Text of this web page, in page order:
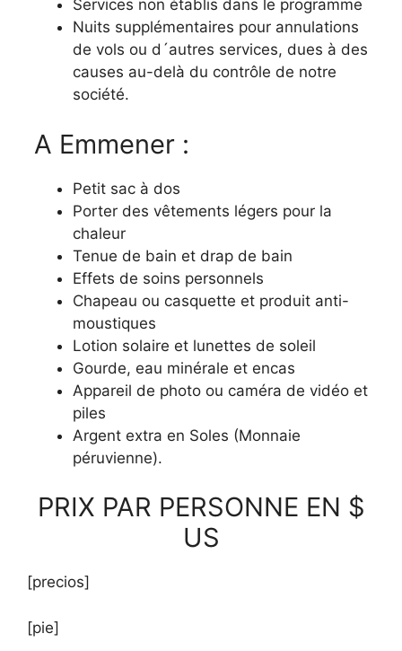
Services non établis dans le programme
Nuits supplémentaires pour annulations
de vols ou d´autres services, dues à des
causes au-delà du contrôle de notre
société.
A Emmener :
Petit sac à dos
Porter des vêtements légers pour la
chaleur
Tenue de bain et drap de bain
Effets de soins personnels
Chapeau ou casquette et produit anti-
moustiques
Lotion solaire et lunettes de soleil
Gourde, eau minérale et encas
Appareil de photo ou caméra de vidéo et
piles
Argent extra en Soles (Monnaie
péruvienne).
PRIX PAR PERSONNE EN $
US
[precios]
[pie]